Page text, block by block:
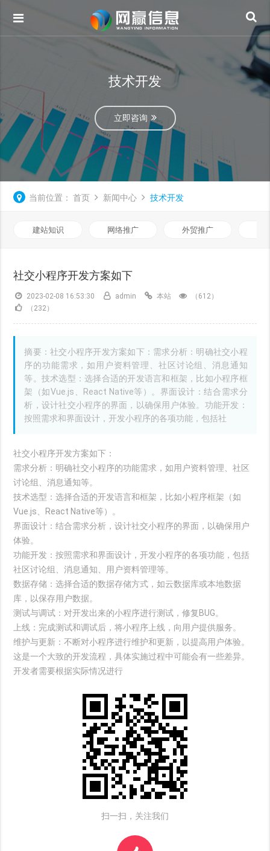
技术开发
立即咨询
当前位置： 首页 新闻中心 技术开发
建站知识 网络推广 外贸推广
社交小程序开发方案如下
2023-02-08 16:53:30 admin 本站
（612）
（232）
摘要：社交小程序开发方案如下：需求分析：明确社交小程
序的功能需求，如用户资料管理、社区讨论组、消息通知
等。技术选型：选择合适的开发语言和框架，比如小程序框
架（如Vue.js、React Native等）。界面设计：结合需求分
析，设计社交小程序的界面，以确保用户体验。功能开发：
按照需求和界面设计，开发小程序的各项功能，包括社
社交小程序开发方案如下：
需求分析：明确社交小程序的功能需求，如用户资料管理、社区
讨论组、消息通知等。
技术选型：选择合适的开发语言和框架，比如小程序框架（如
Vue.js、React Native等）。
界面设计：结合需求分析，设计社交小程序的界面，以确保用户
体验。
功能开发：按照需求和界面设计，开发小程序的各项功能，包括
社区讨论组、消息通知、用户资料管理等。
数据存储：选择合适的数据存储方式，如云数据库或本地数据
库，以保存用户数据。
测试与调试：对开发出来的小程序进行测试，修复BUG。
上线：完成测试和调试后，将小程序上线，向用户提供服务。
维护与更新：不断对小程序进行维护和更新，以提高用户体验。
这是一个大致的开发流程，具体实施过程中可能会有一些差异。
开发者需要根据实际情况进行
扫一扫，关注我们